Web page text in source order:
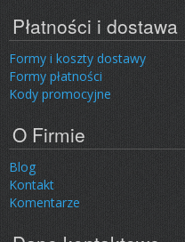
Płatności i dostawa
Formy i koszty dostawy
Formy płatności
Kody promocyjne
O Firmie
Blog
Kontakt
Komentarze